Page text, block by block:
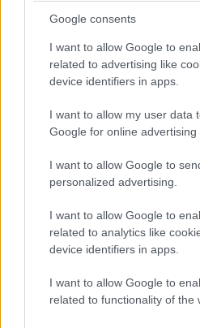
Google consents
I want to allow Google to
related to advertising like
device identifiers in apps.
I want to allow my user data
Google for online advertising
I want to allow Google to
personalized advertising.
I want to allow Google to
related to analytics like
device identifiers in apps.
I want to allow Google to
related to functionality of the